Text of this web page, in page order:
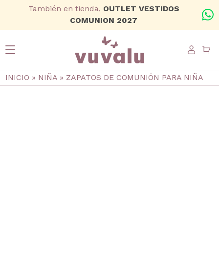
Ir al contenido principal
También en tienda, OUTLET VESTIDOS
COMUNION 2027
Ruta de navegación
INICIO NIÑA ZAPATOS DE COMUNIÓN PARA NIÑA